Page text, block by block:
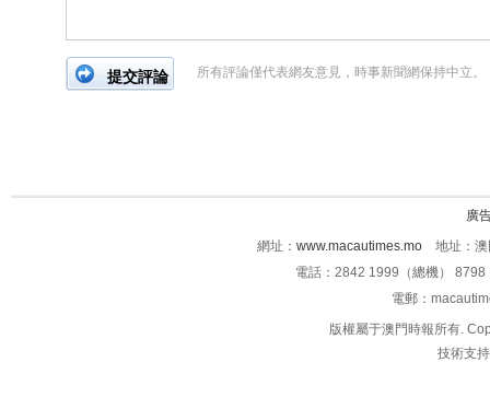
所有評論僅代表網友意見，時事新聞網保持中立。
廣
網址： www.macautimes.mo 地址：澳
電話：2842 1999（總機）
電郵：
版權屬于澳門時報所有.
技術支